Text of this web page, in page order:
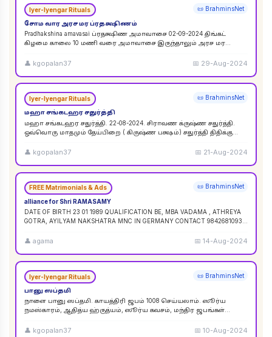
Iyer-Iyengar Rituals 📜 BrahminsNet
சோம வார அரச மர ப்ரதக்ஷிணம்
Pradhakshina amavasai ப்ரதக்ஷிண அமாவாசை 02-09-2024 திங்கட்
கிழமை காலை 10 மணி வரை அமாவாசை இருந்தாலும் அரச மர
👤 kgopalan37 📅 29-Aug-2024
Iyer-Iyengar Rituals 📜 BrahminsNet
மஹா சங்கடஹர சதுர்த்தி
மஹா சங்கடஹர சதுர்த்தி. 22-08-2024. சிராவண க்ருஷ்ண சதுர்த்தி.
ஒவ்வொரு மாதமும் தேய்பிறை ( கிருஷ்ண பக்ஷம்) சதுர்த்தி திதிக்கு
👤 kgopalan37 📅 21-Aug-2024
FREE Matrimonials & Ads 📜 BrahminsNet
alliance for Shri RAMASAMY
DATE OF BIRTH 23 01 1989 QUALIFICATION BE, MBA VADAMA , ATHREYA
GOTRA, AYILYAM NAKSHATRA MNC IN GERMANY CONTACT 9842681093 /
👤 agama 📅14-Aug-2024
Iyer-Iyengar Rituals 📜 BrahminsNet
பானு ஸப்தமி
நாளை பானு ஸப்தமி. காயத்திரி ஜபம் 1008 செய்யலாம். ஸூர்ய
நமஸ்காரம், ஆதித்ய ஹ்ருத்யம், ஸூர்ய கவசம், மந்திர ஜபங்கள்
👤 kgopalan37 📅10-Aug-2024